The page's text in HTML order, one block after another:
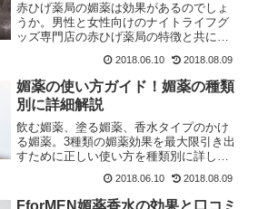
赤ひげ薬局の媚薬は効果があるのでしょ
うか。男性と女性向けのナイトライフグ
ッズ専門店の赤ひげ薬局の特徴と共に販
ます。今すぐチェック！
2018.06.10 2018.08.09
媚薬の使い方ガイド！媚薬の種類
別に詳細解説
飲む媚薬、塗る媚薬、香水タイプのかけ
る媚薬。3種類の媚薬効果を最大限引き出
すために正しい使い方を種類別に詳しく
かり理解した上で使いましょう！
2018.06.10 2018.08.09
FforMEN媚薬香水の効果と口コミ